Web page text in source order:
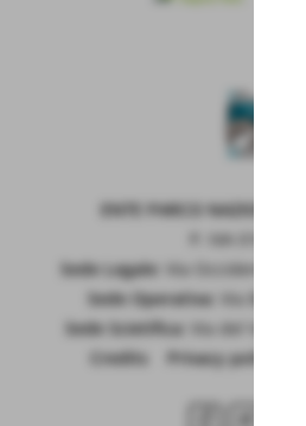
ENTE PARCO NAZIONALE
Sede Legale:
Via Occidentale
Sede Operativa:
Sede Scietifica:
Via del Vivaio,
Credits
Privacy policy